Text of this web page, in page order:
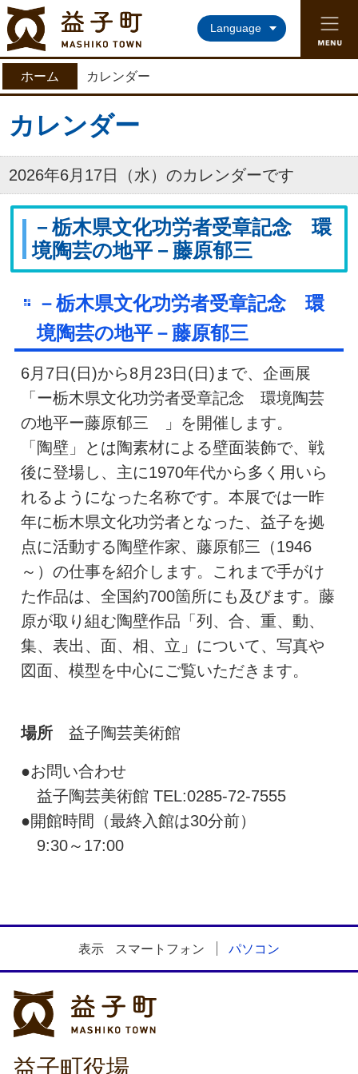
益子町ホームページ
Language
ホーム カレンダー
カレンダー
2026年6月17日（水）のカレンダーです
－栃木県文化功労者受章記念 環
境陶芸の地平－藤原郁三
－栃木県文化功労者受章記念 環
境陶芸の地平－藤原郁三
6月7日(日)から8月23日(日)まで、企画展
「ー栃木県文化功労者受章記念 環境陶芸
の地平ー藤原郁三 」を開催します。
「陶壁」とは陶素材による壁面装飾で、戦
後に登場し、主に1970年代から多く用いら
れるようになった名称です。本展では一昨
年に栃木県文化功労者となった、益子を拠
点に活動する陶壁作家、藤原郁三（1946
～）の仕事を紹介します。これまで手がけ
た作品は、全国約700箇所にも及びます。藤
原が取り組む陶壁作品「列、合、重、動、
集、表出、面、相、立」について、写真や
図面、模型を中心にご覧いただきます。
場所益子陶芸美術館
●お問い合わせ
益子陶芸美術館 TEL:0285-72-7555
●開館時間（最終入館は30分前）
9:30～17:00
表示 スマートフォン パソコン
益子町役場